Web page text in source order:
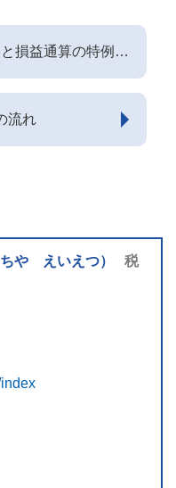
損益通算の特例に
流れ
や えいえつ）
税